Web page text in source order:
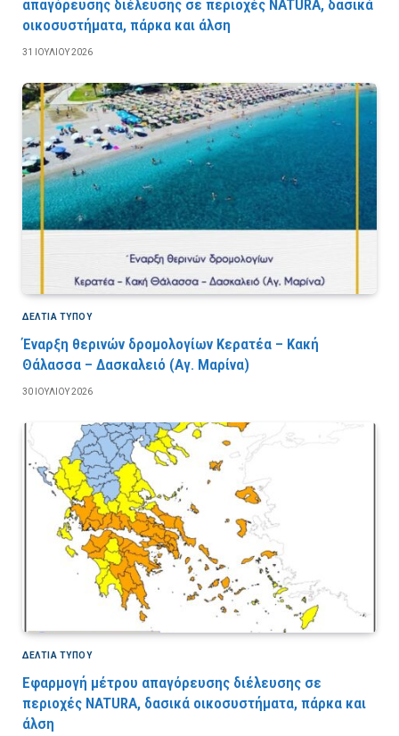
απαγόρευσης διέλευσης σε περιοχές NATURA, δασικά
οικοσυστήματα, πάρκα και άλση
31 ΙΟΥΛΊΟΥ 2026
ΔΕΛΤΙΑ ΤΥΠΟΥ
Έναρξη θερινών δρομολογίων Κερατέα – Κακή
Θάλασσα – Δασκαλειό (Αγ. Μαρίνα)
30 ΙΟΥΛΊΟΥ 2026
ΔΕΛΤΙΑ ΤΥΠΟΥ
Εφαρμογή μέτρου απαγόρευσης διέλευσης σε
περιοχές NATURA, δασικά οικοσυστήματα, πάρκα και
άλση